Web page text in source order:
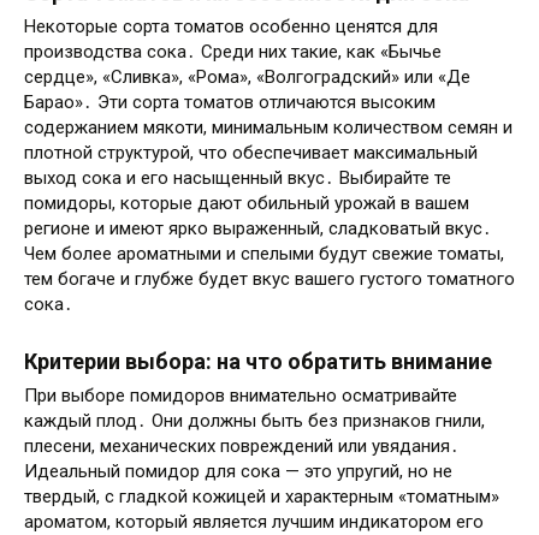
Некоторые сорта томатов особенно ценятся для
производства сока․ Среди них такие, как «Бычье
сердце», «Сливка», «Рома», «Волгоградский» или «Де
Барао»․ Эти сорта томатов отличаются высоким
содержанием мякоти, минимальным количеством семян и
плотной структурой, что обеспечивает максимальный
выход сока и его насыщенный вкус․ Выбирайте те
помидоры, которые дают обильный урожай в вашем
регионе и имеют ярко выраженный, сладковатый вкус․
Чем более ароматными и спелыми будут свежие томаты,
тем богаче и глубже будет вкус вашего густого томатного
сока․
Критерии выбора: на что обратить внимание
При выборе помидоров внимательно осматривайте
каждый плод․ Они должны быть без признаков гнили,
плесени, механических повреждений или увядания․
Идеальный помидор для сока — это упругий, но не
твердый, с гладкой кожицей и характерным «томатным»
ароматом, который является лучшим индикатором его